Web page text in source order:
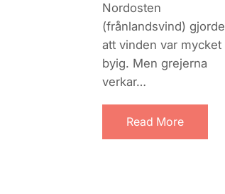
Nordosten
(frånlandsvind) gjorde
att vinden var mycket
byig. Men grejerna
verkar…
Read More